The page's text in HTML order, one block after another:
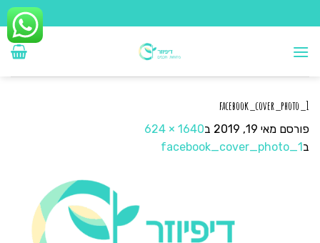
to
content
facebook_cover_photo_1
פורסם מאי 19, 2019 ב1640 × 624
בfacebook_cover_photo_1